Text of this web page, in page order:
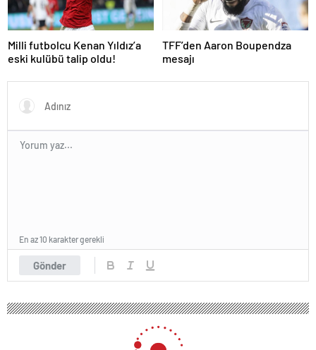
Milli futbolcu Kenan Yıldız’a
eski kulübü talip oldu!
TFF’den Aaron Boupendza
mesajı
Gönder
En az 10 karakter gerekli